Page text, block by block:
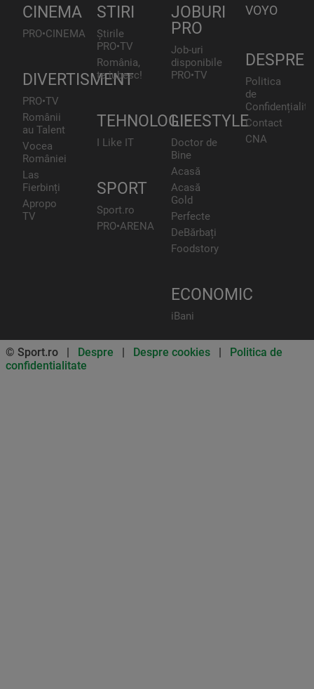
CINEMA
PRO•CINEMA
DIVERTISMENT
PRO•TV
Românii
au Talent
Vocea
României
Las
Fierbinți
Apropo
TV
STIRI
Știrile
PRO•TV
România,
te iubesc!
TEHNOLOGIE
I Like IT
SPORT
Sport.ro
PRO•ARENA
JOBURI
PRO
Job-uri
disponibile
PRO•TV
LIFESTYLE
Doctor de
Bine
Acasă
Acasă
Gold
Perfecte
DeBărbați
Foodstory
ECONOMIC
iBani
VOYO
DESPRE
Politica
de
Contact
CNA
© Sport.ro | Despre | Despre cookies | Politica de
confidentialitate